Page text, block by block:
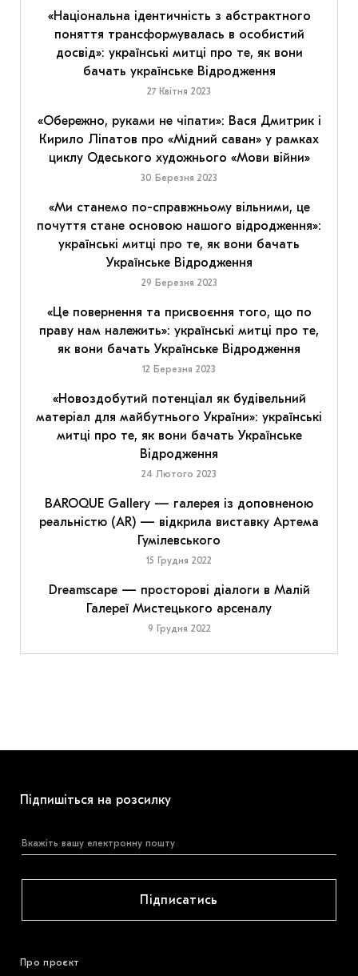
«Національна ідентичність з абстрактного
поняття трансформувалась в особистий
досвід»: українські митці про те, як вони
бачать українське Відродження
27 Квітня 2023
«Обережно, руками не чіпати»: Вася Дмитрик і
Кирило Ліпатов про «Мідний саван» у рамках
циклу Одеського художнього «Мови війни»
30 Березня 2023
«Ми станемо по-справжньому вільними, це
почуття стане основою нашого відродження»:
українські митці про те, як вони бачать
Українське Відродження
29 Березня 2023
«Це повернення та присвоєння того, що по
праву нам належить»: українські митці про те,
як вони бачать Українське Відродження
12 Березня 2023
«Новоздобутий потенціал як будівельний
матеріал для майбутнього України»: українські
митці про те, як вони бачать Українське
Відродження
24 Лютого 2023
BAROQUE Gallery — галерея із доповненою
реальністю (AR) — відкрила виставку Артема
Гумілевського
15 Грудня 2022
Dreamscape — просторові діалоги в Малій
Галереї Мистецького арсеналу
9 Грудня 2022
Підпишіться на розсилку
Підписатись
Про проєкт